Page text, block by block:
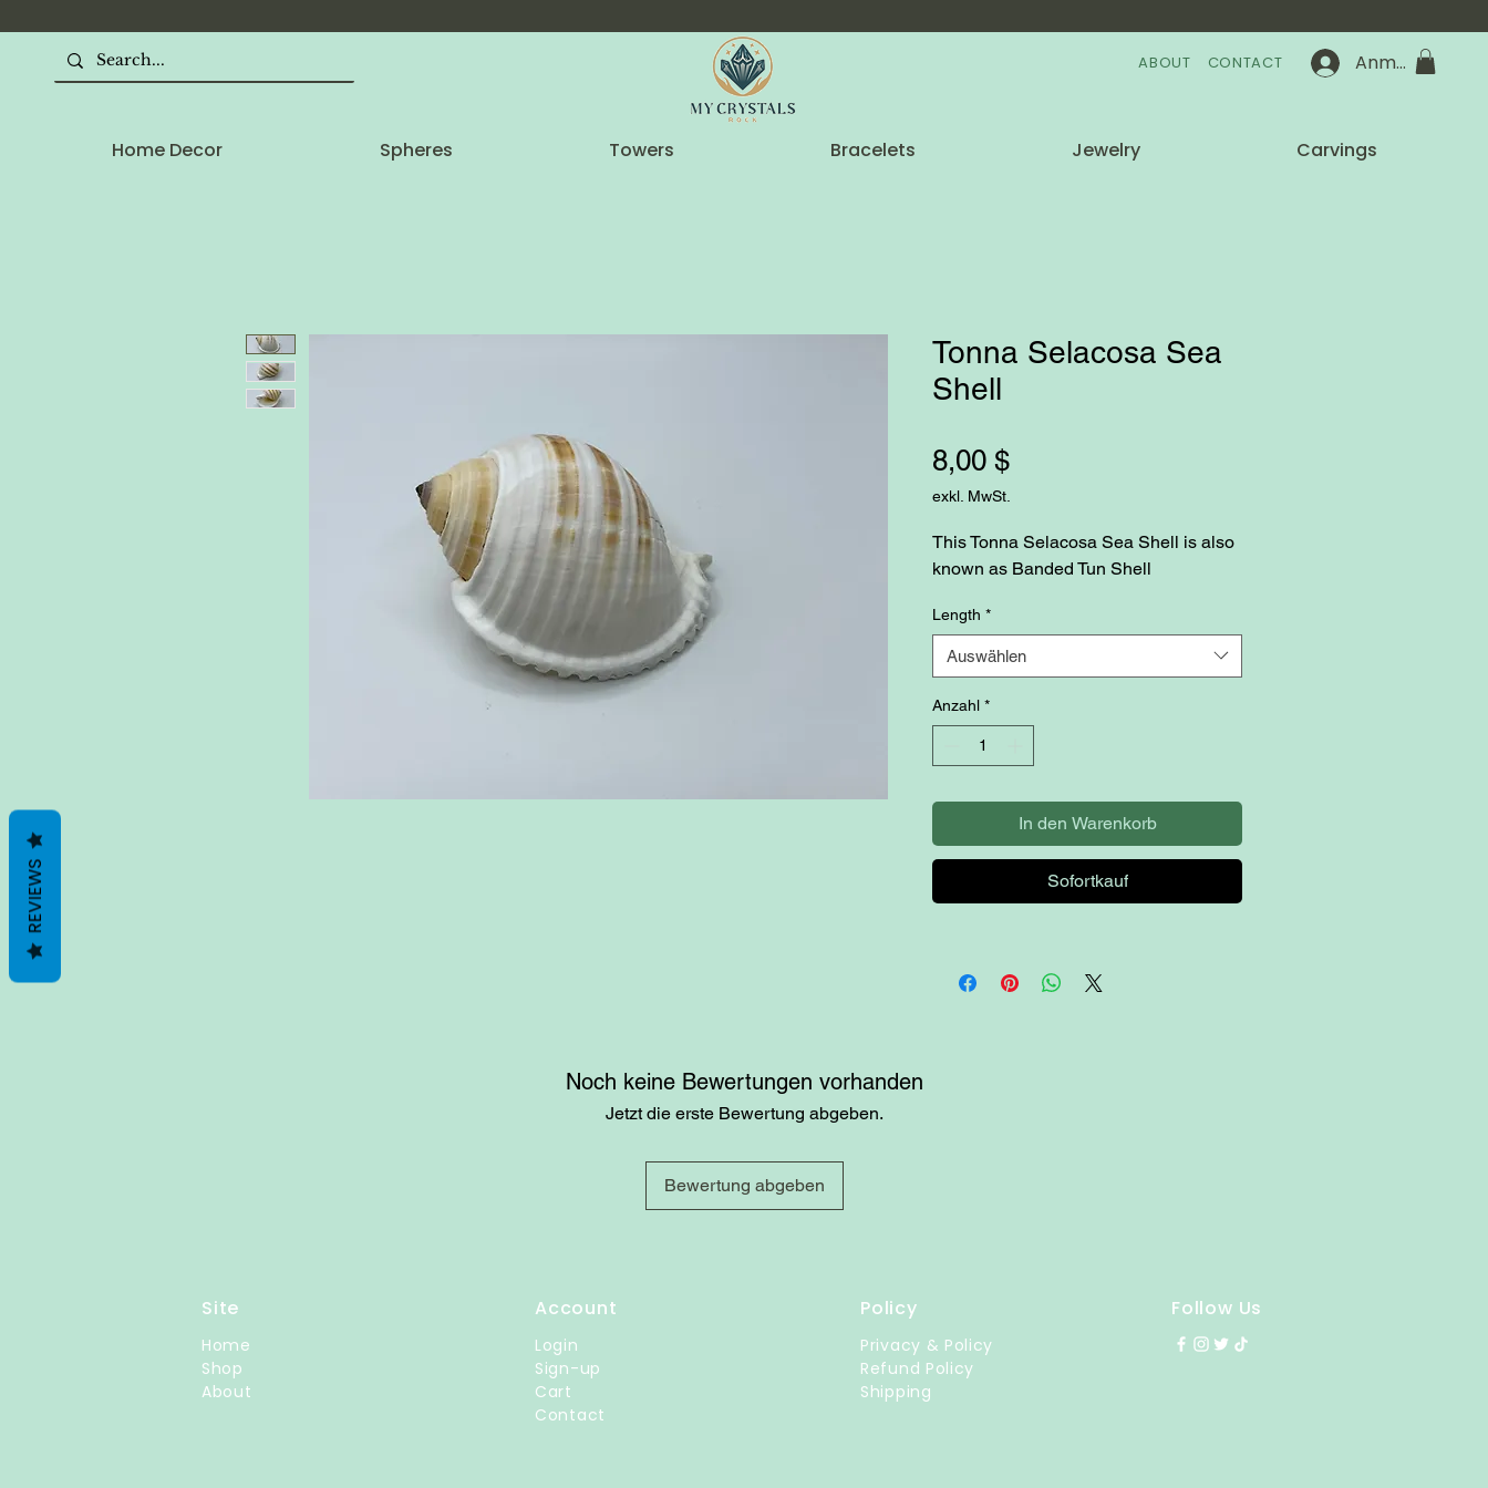
ABOUT CONTACT Anmelden
Home Decor Spheres Towers Bracelets Jewelry Carvings
Tonna Selacosa Sea
Shell
8,00 $Preis
exkl. MwSt.
This Tonna Selacosa Sea Shell is also
known as Banded Tun Shell
Length *
Auswählen
Anzahl *
In den Warenkorb
Sofortkauf
Noch keine Bewertungen vorhanden
Jetzt die erste Bewertung abgeben.
Bewertung abgeben
Site
Home
Shop
About
Account
Login
Sign-up
Cart
Contact
Policy
Privacy & Policy
Refund Policy
Shipping
Follow Us
REVIEWS